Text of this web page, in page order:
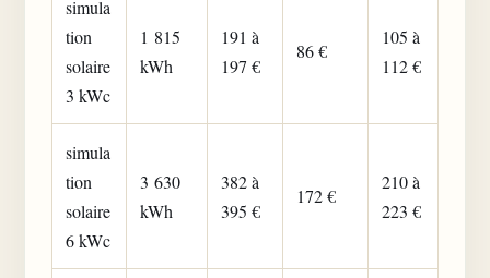
simula
tion
solaire
3 kWc
1 815
kWh
191 à
197 €
86 €
105 à
112 €
simula
tion
solaire
6 kWc
3 630
kWh
382 à
395 €
172 €
210 à
223 €